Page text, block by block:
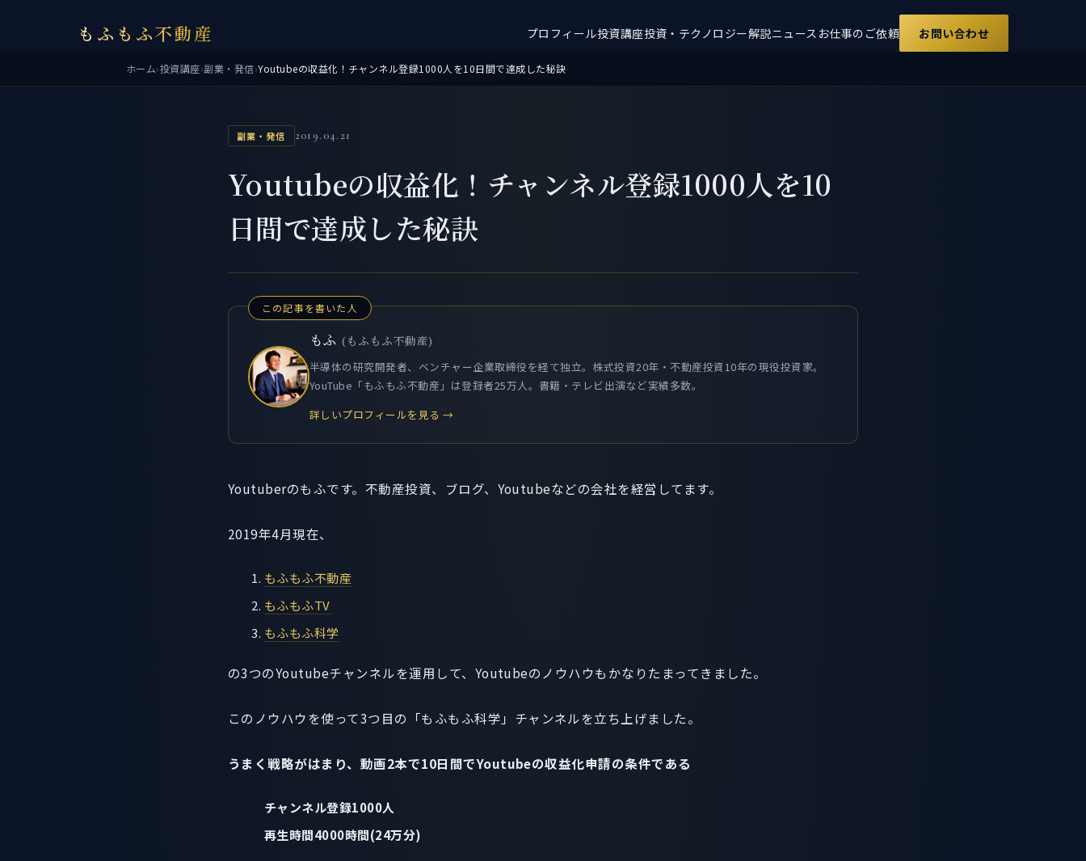
もふもふ不動産 プロフィール投資講座投資・テクノロジー解説ニュース お仕事のご依頼 お問い合わせ
ホーム›投資講座›副業・発信›Youtubeの収益化！チャンネル登録1000人を10日間で達成した秘訣
副業・発信 2019.04.21
Youtubeの収益化！チャンネル登録1000人を10
日間で達成した秘訣
この記事を書いた人
もふ (もふもふ不動産)
半導体の研究開発者、ベンチャー企業取締役を経て独立。株式投資20年・不動産投資10年の現役投資家。
YouTube「もふもふ不動産」は登録者25万人。書籍・テレビ出演など実績多数。
詳しいプロフィールを見る →
Youtuberのもふです。不動産投資、ブログ、Youtubeなどの会社を経営してます。
2019年4月現在、
もふもふ不動産
もふもふTV
もふもふ科学
の3つのYoutubeチャンネルを運用して、Youtubeのノウハウもかなりたまってきました。
このノウハウを使って3つ目の「もふもふ科学」チャンネルを立ち上げました。
うまく戦略がはまり、動画2本で10日間でYoutubeの収益化申請の条件である
チャンネル登録1000人
再生時間4000時間(24万分)